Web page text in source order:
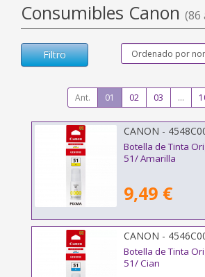
Consumibles Canon (86
Filtro
Ant. 01 02 03 ...
CANON -
Botella de Tinta
51/ Amarilla
9,49 €
CANON -
Botella de Tinta
51/ Cian